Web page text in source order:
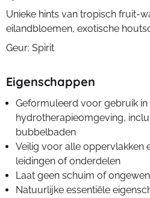
Unieke hints van tropisch fruit-
eilandbloemen, exotische
Geur: Spirit
Eigenschappen
Geformuleerd voor gebruik in
hydrotherapieomgeving,
bubbelbaden
Veilig voor alle oppervlakken
leidingen of onderdelen
Laat geen schuim of
Natuurlijke essentiële